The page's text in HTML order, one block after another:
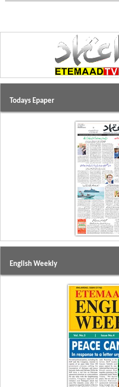
Todays Epaper
English Weekly